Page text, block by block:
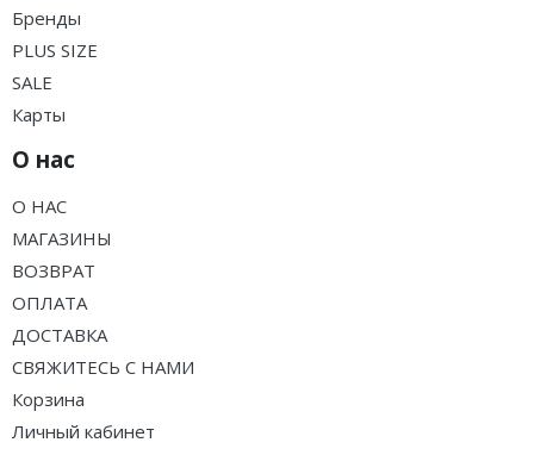
Бренды
PLUS SIZE
SALE
Карты
О нас
О НАС
МАГАЗИНЫ
ВОЗВРАТ
ОПЛАТА
ДОСТАВКА
СВЯЖИТЕСЬ С НАМИ
Корзина
Личный кабинет